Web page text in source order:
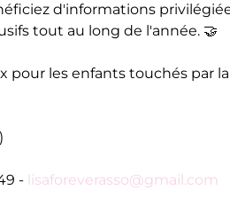
d'informations
tout au long de l'année. 🤝
pour les enfants touchés par
- lisaforeverasso@gmail.com